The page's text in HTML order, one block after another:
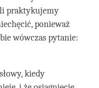
praktykujemy
ponieważ
wówczas pytanie:
kiedy